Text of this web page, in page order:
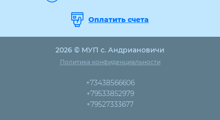
Оплатить счета
2026 © МУП с. Андриановичи
Политика конфиденциальности
+73438566606
+79533852979
+79527333677